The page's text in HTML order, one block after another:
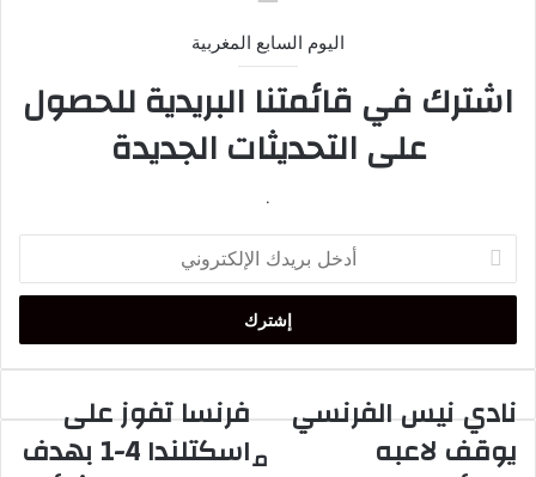
اليوم السابع المغربية
اشترك في قائمتنا البريدية للحصول
على التحديثات الجديدة
.
بريدك
الإلكتروني
نادي
الفرنسي
نادي نيس الفرنسي
يوقف لاعبه
فرنسا
تفوز
على
فرنسا تفوز على
اسكتلندا 4-1 بهدف م